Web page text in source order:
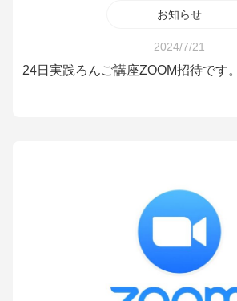
お知らせ
2024/7/21
24日実践ろんご講座ZOOM招待です。